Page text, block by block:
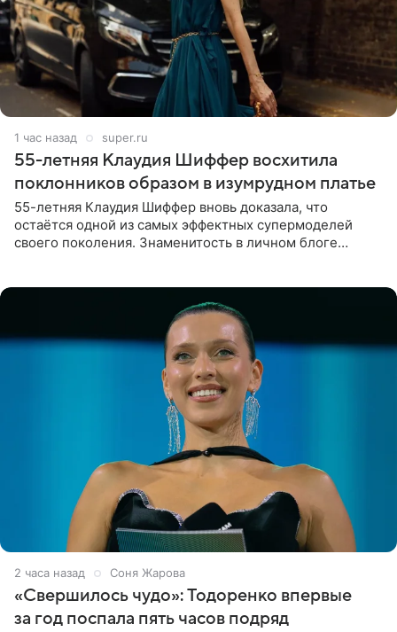
1 час назад super.ru
55-летняя Клаудия Шиффер восхитила
поклонников образом в изумрудном платье
55-летняя Клаудия Шиффер вновь доказала, что
остаётся одной из самых эффектных супермоделей
своего поколения. Знаменитость в личном блоге
2 часа назад Соня Жарова
«Свершилось чудо»: Тодоренко впервые
за год поспала пять часов подряд